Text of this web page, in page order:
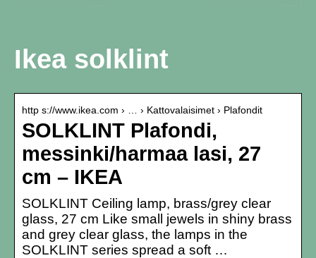
Ikea solklint
http s://www.ikea.com › … › Kattovalaisimet › Plafondit
SOLKLINT Plafondi,
messinki/harmaa lasi, 27
cm – IKEA
SOLKLINT Ceiling lamp, brass/grey clear
glass, 27 cm Like small jewels in shiny brass
and grey clear glass, the lamps in the
SOLKLINT series spread a soft …